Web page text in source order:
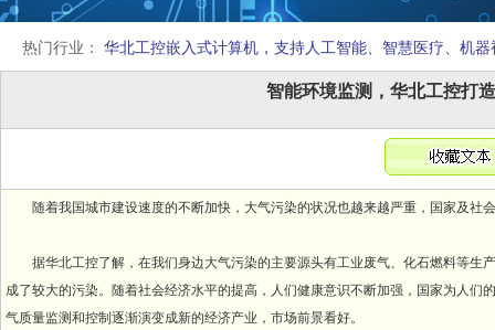
热门行业： 华北工控嵌入式计算机，支持人工智能、智慧医疗、机
智能环境监测，华北工控打
随着我国城市建设速度的不断加快，大气污染的状况也越来越严重，国家及
据华北工控了解，在我们身边大气污染的主要源头有工业废气、化石燃料等
成了较大的污染。随着社会经济水平的提高，人们健康意识不断加强，国家为人
气质量监测和控制逐渐演变成新的经济产业，市场前景看好。